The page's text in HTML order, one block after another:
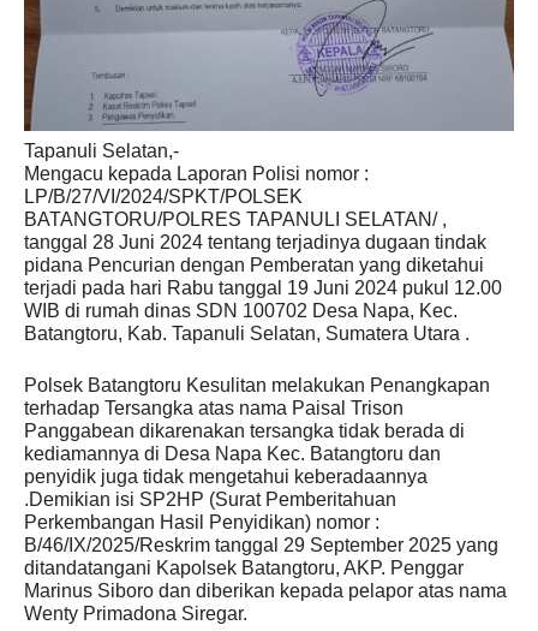
Tapanuli Selatan,-
Mengacu kepada Laporan Polisi nomor :
LP/B/27/VI/2024/SPKT/POLSEK
BATANGTORU/POLRES TAPANULI SELATAN/ ,
tanggal 28 Juni 2024 tentang terjadinya dugaan tindak
pidana Pencurian dengan Pemberatan yang diketahui
terjadi pada hari Rabu tanggal 19 Juni 2024 pukul 12.00
WIB di rumah dinas SDN 100702 Desa Napa, Kec.
Batangtoru, Kab. Tapanuli Selatan, Sumatera Utara .
Polsek Batangtoru Kesulitan melakukan Penangkapan
terhadap Tersangka atas nama Paisal Trison
Panggabean dikarenakan tersangka tidak berada di
kediamannya di Desa Napa Kec. Batangtoru dan
penyidik juga tidak mengetahui keberadaannya
.Demikian isi SP2HP (Surat Pemberitahuan
Perkembangan Hasil Penyidikan) nomor :
B/46/IX/2025/Reskrim tanggal 29 September 2025 yang
ditandatangani Kapolsek Batangtoru, AKP. Penggar
Marinus Siboro dan diberikan kepada pelapor atas nama
Wenty Primadona Siregar.